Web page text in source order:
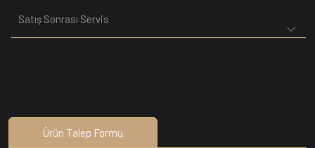
Satış Sonrası Servis
Ürün Talep Formu